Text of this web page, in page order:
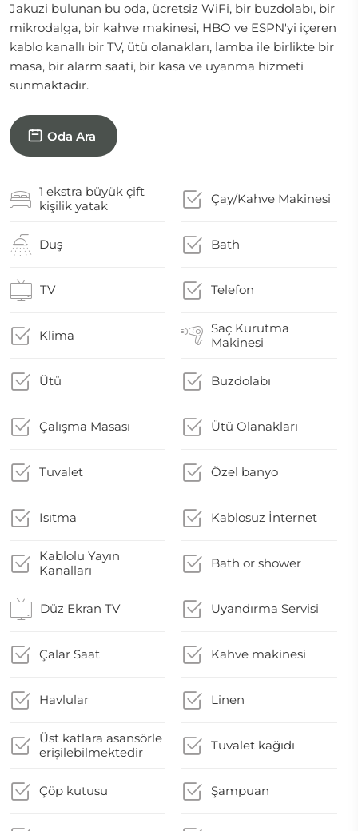
Jakuzi bulunan bu oda, ücretsiz WiFi, bir buzdolabı, bir
mikrodalga, bir kahve makinesi, HBO ve ESPN'yi içeren
kablo kanallı bir TV, ütü olanakları, lamba ile birlikte bir
masa, bir alarm saati, bir kasa ve uyanma hizmeti
sunmaktadır.
Oda Ara
1 ekstra büyük çift
kişilik yatak
Çay/Kahve Makinesi
Duş Bath
TV Telefon
Klima
Saç Kurutma
Makinesi
Ütü Buzdolabı
Çalışma Masası Ütü Olanakları
Tuvalet Özel banyo
Isıtma Kablosuz İnternet
Kablolu Yayın
Kanalları
Bath or shower
Düz Ekran TV Uyandırma Servisi
Çalar Saat Kahve makinesi
Havlular Linen
Üst katlara asansörle
erişilebilmektedir
Tuvalet kağıdı
Çöp kutusu Şampuan